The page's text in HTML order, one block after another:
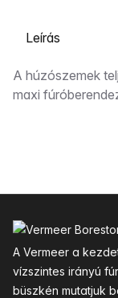
Válasszon ki egy
Leírás
A húzószemek
maxi
A Vermeer a
vízszintes irányú
büszkén mutatjuk